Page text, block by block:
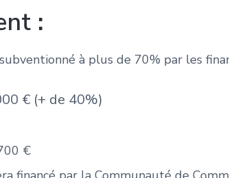
:
à plus de 70% par les
€ (+ de 40%)
€